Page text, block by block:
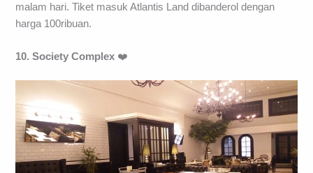
malam hari. Tiket masuk Atlantis Land dibanderol dengan
harga 100ribuan.
10. Society Complex ❤️